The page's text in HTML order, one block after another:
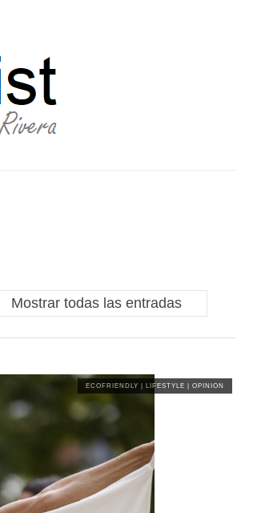
Mostrar todas las entradas
ECOFRIENDLY LIFESTYLE OPINION